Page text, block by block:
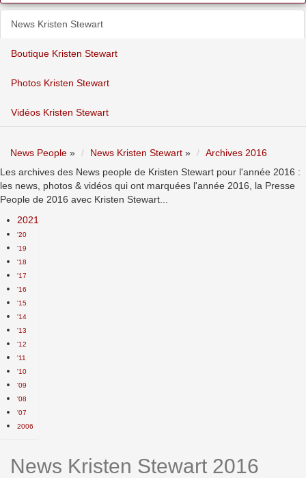
News Kristen Stewart
Boutique Kristen Stewart
Photos Kristen Stewart
Vidéos Kristen Stewart
News People » News Kristen Stewart »
Archives 2016
Les archives des News people de Kristen Stewart pour l'année 2016 :
les news, photos & vidéos qui ont marquées l'année 2016, la Presse
People de 2016 avec Kristen Stewart...
2021
'20
'19
'18
'17
'16
'15
'14
'13
'12
'11
'10
'09
'08
'07
2006
News Kristen Stewart 2016